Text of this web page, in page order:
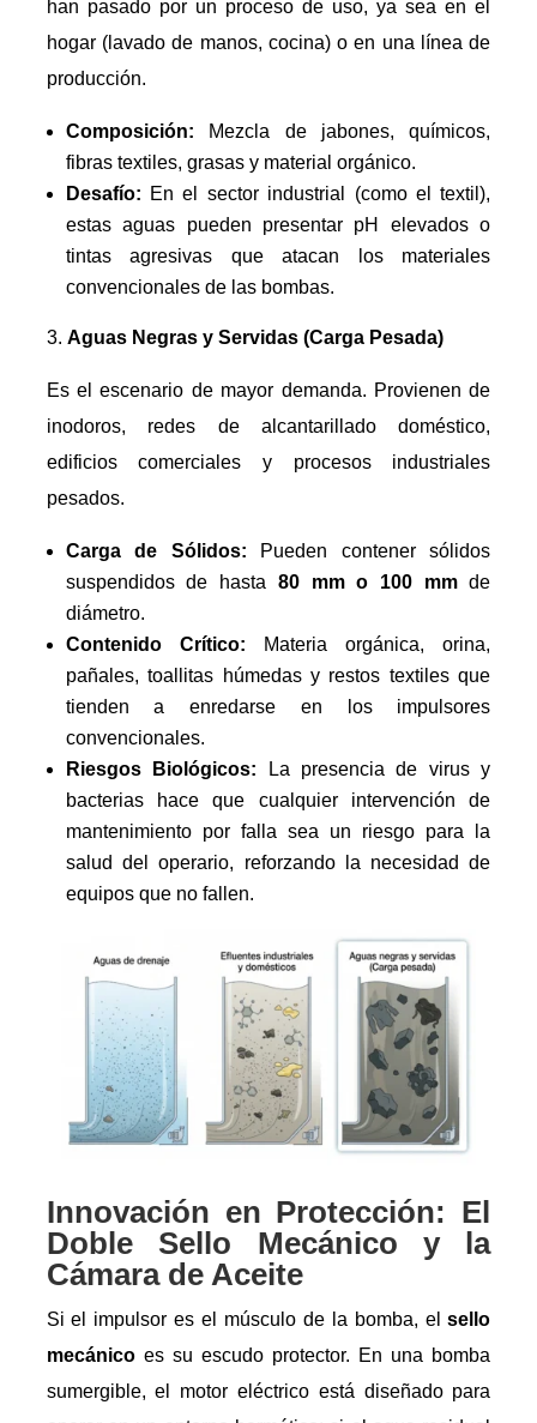
han pasado por un proceso de uso, ya sea en el
hogar (lavado de manos, cocina) o en una línea de
producción.
Composición: Mezcla de jabones, químicos,
fibras textiles, grasas y material orgánico.
Desafío: En el sector industrial (como el textil),
estas aguas pueden presentar pH elevados o
tintas agresivas que atacan los materiales
convencionales de las bombas.
Aguas Negras y Servidas (Carga Pesada)
Es el escenario de mayor demanda. Provienen de
inodoros, redes de alcantarillado doméstico,
edificios comerciales y procesos industriales
pesados.
Carga de Sólidos: Pueden contener sólidos
suspendidos de hasta 80 mm o 100 mmde
diámetro.
Contenido Crítico: Materia orgánica, orina,
pañales, toallitas húmedas y restos textiles que
tienden a enredarse en los impulsores
convencionales.
Riesgos Biológicos: La presencia de virus y
bacterias hace que cualquier intervención de
mantenimiento por falla sea un riesgo para la
salud del operario, reforzando la necesidad de
equipos que no fallen.
Innovación en Protección: El
Doble Sello Mecánico y la
Cámara de Aceite
Si el impulsor es el músculo de la bomba, elsello
mecánicoes su escudo protector. En una bomba
sumergible, el motor eléctrico está diseñado para